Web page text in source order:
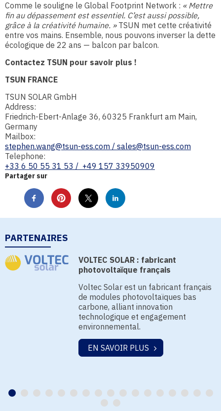
Comme le souligne le Global Footprint Network : « Mettre
fin au dépassement est essentiel. C’est aussi possible,
grâce à la créativité humaine. » TSUN met cette créativité
entre vos mains. Ensemble, nous pouvons inverser la dette
écologique de 22 ans — balcon par balcon.
Contactez TSUN pour savoir plus !
TSUN FRANCE
TSUN SOLAR GmbH
Address:
Friedrich-Ebert-Anlage 36, 60325 Frankfurt am Main,
Germany
Mailbox:
stephen.wang@tsun-ess.com / sales@tsun-ess.com
Telephone:
+33 6 50 55 31 53 / +49 157 33950909
Partager sur
PARTENAIRES
VOLTEC SOLAR : fabricant
photovoltaïque français
Voltec Solar est un fabricant français
de modules photovoltaïques bas
carbone, alliant innovation
technologique et engagement
environnemental.
EN SAVOIR PLUS